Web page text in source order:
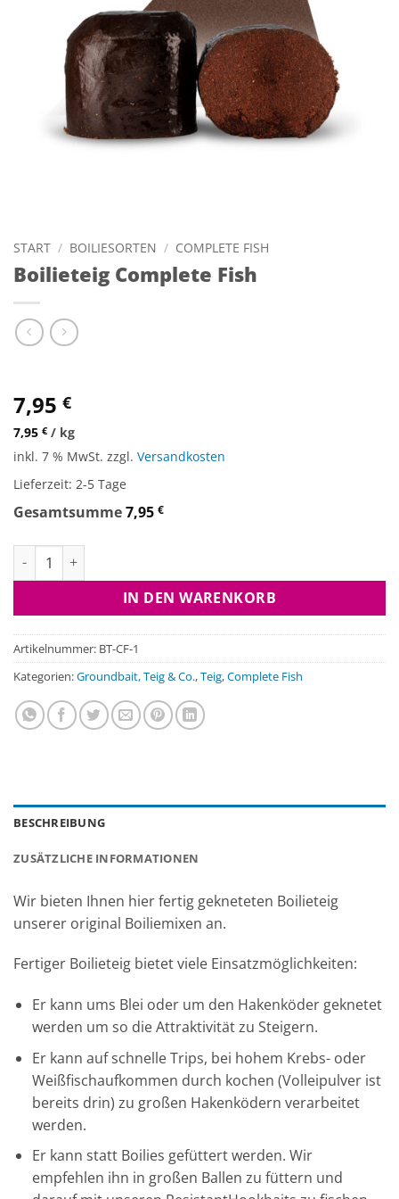
START / BOILIESORTEN / COMPLETE FISH
Boilieteig Complete Fish
7,95 €
7,95 € / kg
inkl. 7 % MwSt. zzgl. Versandkosten
Lieferzeit: 2-5 Tage
Gesamtsumme7,95 €
Boilieteig Complete Fish Menge
IN DEN WARENKORB
Artikelnummer: BT-CF-1
Kategorien:Groundbait, Teig & Co.,Teig,Complete Fish
BESCHREIBUNG
ZUSÄTZLICHE INFORMATIONEN
Wir bieten Ihnen hier fertig gekneteten Boilieteig
unserer original Boiliemixen an.
Fertiger Boilieteig bietet viele Einsatzmöglichkeiten:
Er kann ums Blei oder um den Hakenköder geknetet
werden um so die Attraktivität zu Steigern.
Er kann auf schnelle Trips, bei hohem Krebs- oder
Weißfischaufkommen durch kochen (Volleipulver ist
bereits drin) zu großen Hakenködern verarbeitet
werden.
Er kann statt Boilies gefüttert werden. Wir
empfehlen ihn in großen Ballen zu füttern und